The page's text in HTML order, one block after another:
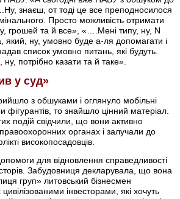
знаєш, от тоді це все преподносилося
Просто можливість отримати
грошей та й все», «….Мені типу, ну, N
який, ну, умовно буде а-ля допомагати і
список умовно питань, які будуть.
ну, потрібно казати та й таке».
у суд»
з обшуками і оглянуло мобільні
фігурантів, то знайшло цінний матеріал.
подій свідчили, що вони активно
органах і залучали до
високопосадовців.
для відновлення справедливості
Забудовниця декларувала, що вона
груп» литовський бізнесмен
цивілізованими інвесторами, які хочуть